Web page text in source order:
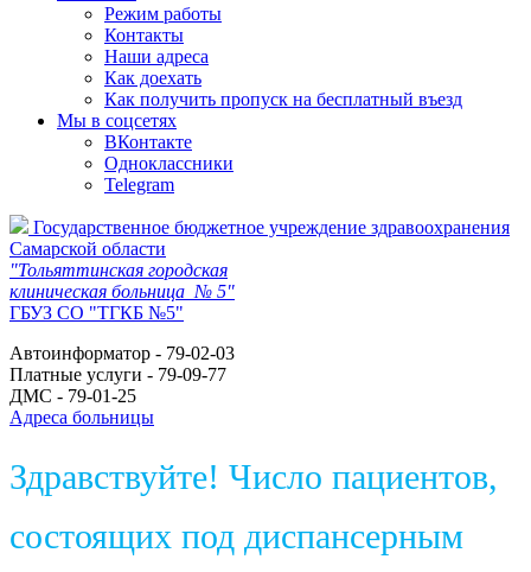
Режим работы
Контакты
Наши адреса
Как доехать
Как получить пропуск на бесплатный въезд
Мы в соцсетях
ВКонтакте
Одноклассники
Telegram
Государственное бюджетное учреждение здравоохранения
Самарской области
"Тольяттинская городская
клиническая больница № 5"
ГБУЗ СО "ТГКБ №5"
Автоинформатор - 79-02-03
Платные услуги - 79-09-77
ДМС - 79-01-25
Адреса больницы
Здравствуйте! Число пациентов,
состоящих под диспансерным